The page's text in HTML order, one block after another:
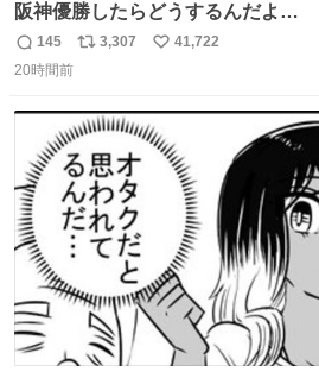
阪神優勝したらどうするんだよ…
返
信
145
リ
ト
数
3,307
い
数
41,722
20時間前